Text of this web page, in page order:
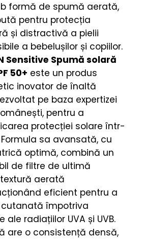
formă de spumă aerată,
pentru protecția
și distractivă a pielii
a bebelușilor și copiilor.
Sensitive Spumă solară
50+ este un produs
inovator de înaltă
pe baza expertizei
pentru a
protecției solare într-
sa avansată, cu
optimă, combină un
de filtre de ultimă
aerată
eficient pentru a
împotriva
radiațiilor UVA și UVB.
are o consistență densă,